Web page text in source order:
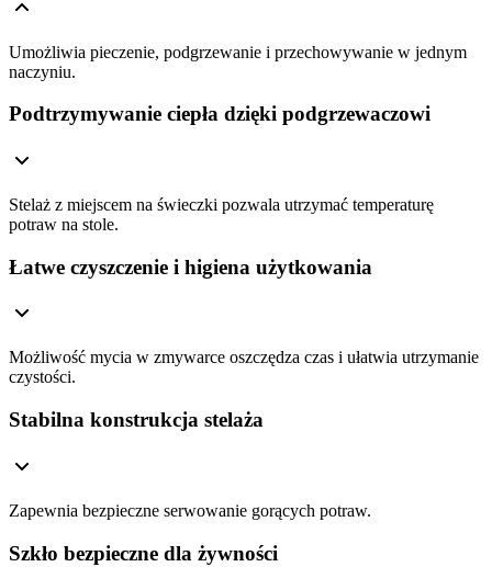
Umożliwia pieczenie, podgrzewanie i przechowywanie w jednym
naczyniu.
Podtrzymywanie ciepła dzięki podgrzewaczowi
Stelaż z miejscem na świeczki pozwala utrzymać temperaturę
potraw na stole.
Łatwe czyszczenie i higiena użytkowania
Możliwość mycia w zmywarce oszczędza czas i ułatwia utrzymanie
czystości.
Stabilna konstrukcja stelaża
Zapewnia bezpieczne serwowanie gorących potraw.
Szkło bezpieczne dla żywności